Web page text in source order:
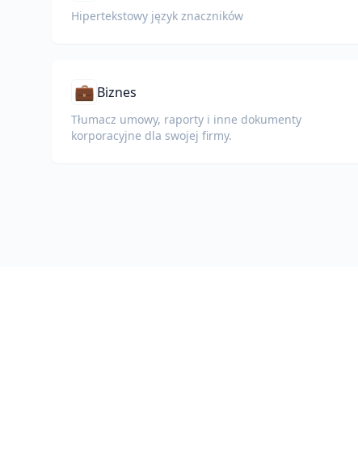
Hipertekstowy język znaczników
💼 Biznes
Tłumacz umowy, raporty i inne dokumenty
korporacyjne dla swojej firmy.